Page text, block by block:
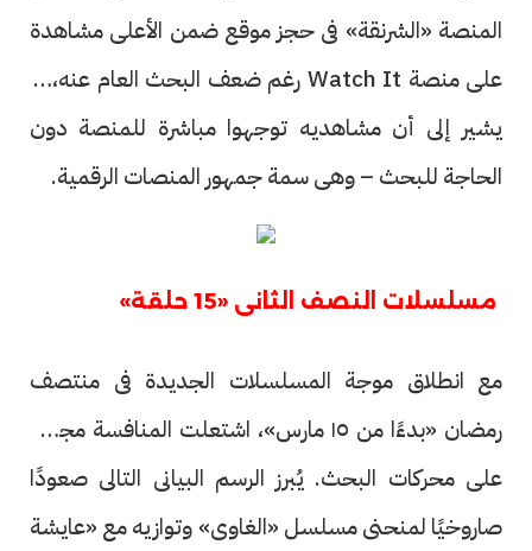
المنصة «الشرنقة» فى حجز موقع ضمن الأعلى مشاهدة
على منصة Watch It رغم ضعف البحث العام عنه، ما
يشير إلى أن مشاهديه توجهوا مباشرة للمنصة دون
الحاجة للبحث – وهى سمة جمهور المنصات الرقمية.
مسلسلات النصف الثانى «15 حلقة»
مع انطلاق موجة المسلسلات الجديدة فى منتصف
رمضان «بدءًا من ١٥ مارس»، اشتعلت المنافسة مجددًا
على محركات البحث. يُبرز الرسم البيانى التالى صعودًا
صاروخيًا لمنحنى مسلسل «الغاوى» وتوازيه مع «عايشة